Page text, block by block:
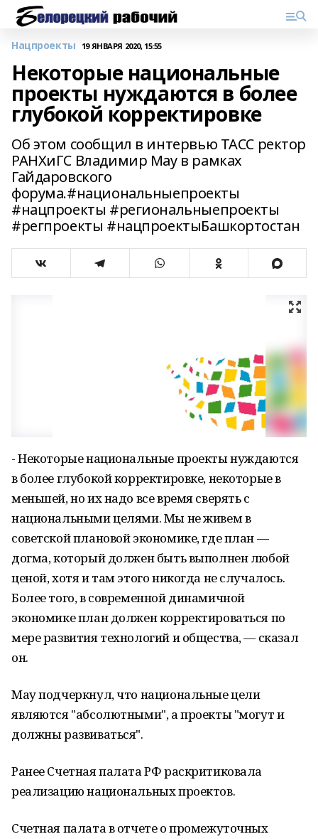
Нацпроекты 19 ЯНВАРЯ 2020, 15:55
Некоторые национальные
проекты нуждаются в более
глубокой корректировке
Об этом сообщил в интервью ТАСС ректор
РАНХиГС Владимир Мау в рамках
Гайдаровского
форума.#национальныепроекты
#нацпроекты #региональныепроекты
#регпроекты #нацпроектыБашкортостан
- Некоторые национальные проекты нуждаются
в более глубокой корректировке, некоторые в
меньшей, но их надо все время сверять с
национальными целями. Мы не живем в
советской плановой экономике, где план —
догма, который должен быть выполнен любой
ценой, хотя и там этого никогда не случалось.
Более того, в современной динамичной
экономике план должен корректироваться по
мере развития технологий и общества, — сказал
он.
Мау подчеркнул, что национальные цели
являются "абсолютными", а проекты "могут и
должны развиваться".
Ранее Счетная палата РФ раскритиковала
реализацию национальных проектов.
Счетная палата в отчете о промежуточных